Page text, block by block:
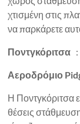
χτισμένη στις
να παρκάρετε
Ποντγκόριτσα
Αεροδρόμιο
Η Ποντγκόριτσα
θέσεις